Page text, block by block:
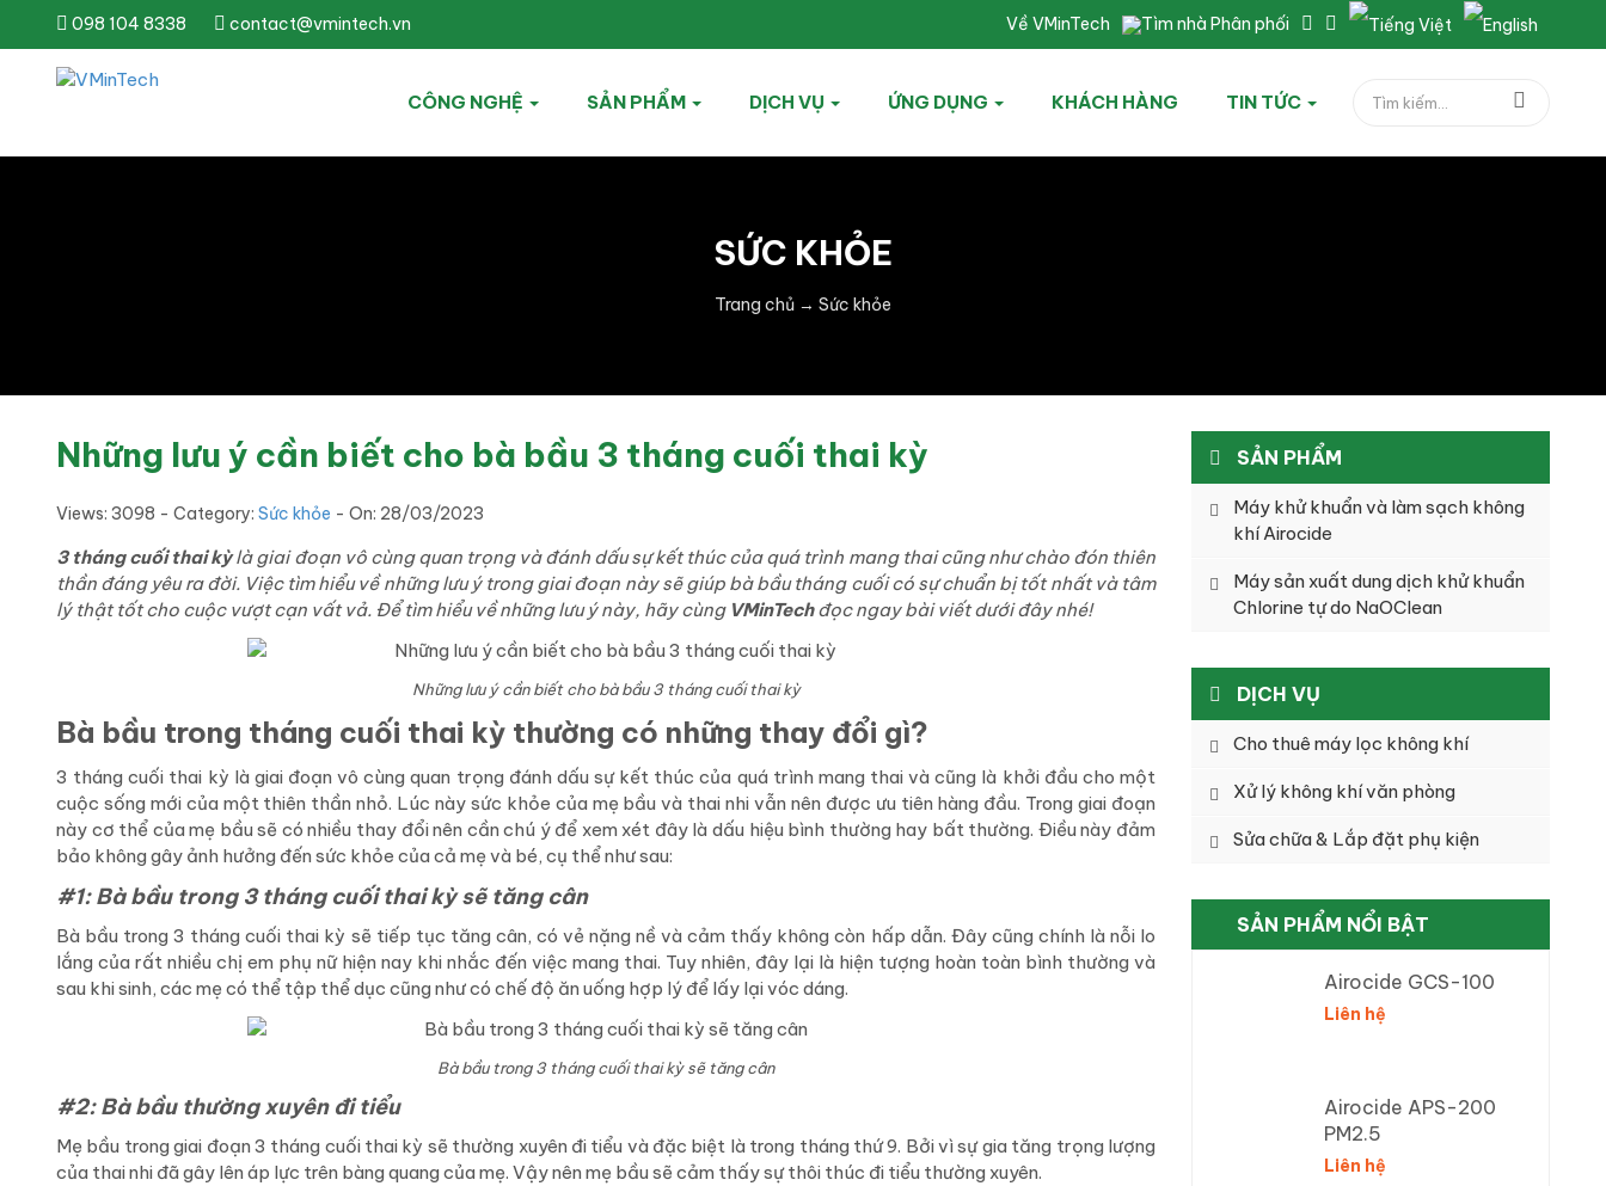
098 104 8338 contact@vmintech.vn Về VMinTech Tìm nhà Phân phối
CÔNG NGHỆ SẢN PHẨM DỊCH VỤ ỨNG DỤNG KHÁCH HÀNG TIN TỨC
SỨC KHỎE
Trang chủ → Sức khỏe
Những lưu ý cần biết cho bà bầu 3 tháng cuối thai kỳ
Views: 3098 - Category: Sức khỏe - On: 28/03/2023
3 tháng cuối thai kỳlà giai đoạn vô cùng quan trọng và đánh dấu sự kết thúc của quá trình mang thai cũng như chào đón thiên
thần đáng yêu ra đời. Việc tìm hiểu về những lưu ý trong giai đoạn này sẽ giúp bà bầu tháng cuối có sự chuẩn bị tốt nhất và tâm
lý thật tốt cho cuộc vượt cạn vất vả. Để tìm hiểu về những lưu ý này, hãy cùng VMinTechđọc ngay bài viết dưới đây nhé!
Những lưu ý cần biết cho bà bầu 3 tháng cuối thai kỳ
Bà bầu trong tháng cuối thai kỳ thường có những thay đổi gì?
3 tháng cuối thai kỳ là giai đoạn vô cùng quan trọng đánh dấu sự kết thúc của quá trình mang thai và cũng là khởi đầu cho một
cuộc sống mới của một thiên thần nhỏ. Lúc này sức khỏe của mẹ bầu và thai nhi vẫn nên được ưu tiên hàng đầu. Trong giai đoạn
này cơ thể của mẹ bầu sẽ có nhiều thay đổi nên cần chú ý để xem xét đây là dấu hiệu bình thường hay bất thường. Điều này đảm
bảo không gây ảnh hưởng đến sức khỏe của cả mẹ và bé, cụ thể như sau:
#1: Bà bầu trong 3 tháng cuối thai kỳ sẽ tăng cân
Bà bầu trong 3 tháng cuối thai kỳ sẽ tiếp tục tăng cân, có vẻ nặng nề và cảm thấy không còn hấp dẫn. Đây cũng chính là nỗi lo
lắng của rất nhiều chị em phụ nữ hiện nay khi nhắc đến việc mang thai. Tuy nhiên, đây lại là hiện tượng hoàn toàn bình thường và
sau khi sinh, các mẹ có thể tập thể dục cũng như có chế độ ăn uống hợp lý để lấy lại vóc dáng.
Bà bầu trong 3 tháng cuối thai kỳ sẽ tăng cân
#2: Bà bầu thường xuyên đi tiểu
Mẹ bầu trong giai đoạn 3 tháng cuối thai kỳ sẽ thường xuyên đi tiểu và đặc biệt là trong tháng thứ 9. Bởi vì sự gia tăng trọng lượng
của thai nhi đã gây lên áp lực trên bàng quang của mẹ. Vậy nên mẹ bầu sẽ cảm thấy sự thôi thúc đi tiểu thường xuyên.
SẢN PHẨM
Máy khử khuẩn và làm sạch không
khí Airocide
Máy sản xuất dung dịch khử khuẩn
Chlorine tự do NaOClean
DỊCH VỤ
Cho thuê máy lọc không khí
Xử lý không khí văn phòng
Sửa chữa & Lắp đặt phụ kiện
SẢN PHẨM NỔI BẬT
Airocide GCS-100
Liên hệ
Airocide APS-200
PM2.5
Liên hệ